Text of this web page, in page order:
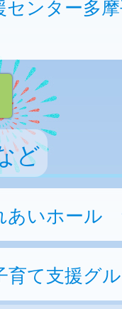
ンター多
ど
あいホール
育て支援グ